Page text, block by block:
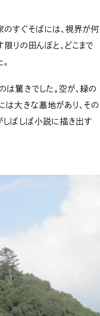
すぐそばには、視界が何
りの田んぼと、どこまで
驚きでした。空が、緑の
は大きな墓地があり、その
しばしば小説に描き出す